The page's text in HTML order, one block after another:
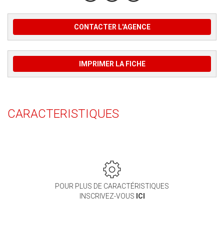
CONTACTER L'AGENCE
IMPRIMER LA FICHE
CARACTERISTIQUES
POUR PLUS DE CARACTÉRISTIQUES
INSCRIVEZ-VOUS ICI